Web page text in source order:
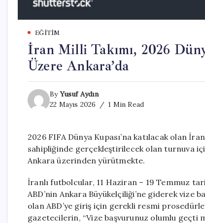
EĞITIM
İran Milli Takımı, 2026
Üzere Ankara’da
ByYusuf Aydın
22 Mayıs 2026
1 Min Read
2026 FIFA Dünya Kupası’na katılacak olan
sahipliğinde gerçekleştirilecek olan turnuva
Ankara üzerinden yürütmekte.
İranlı futbolcular, 11 Haziran – 19 Temmuz
ABD’nin Ankara Büyükelçiliği’ne giderek vize
olan ABD’ye giriş için gerekli resmi
gazetecilerin, “Vize başvurunuz olumlu geçti